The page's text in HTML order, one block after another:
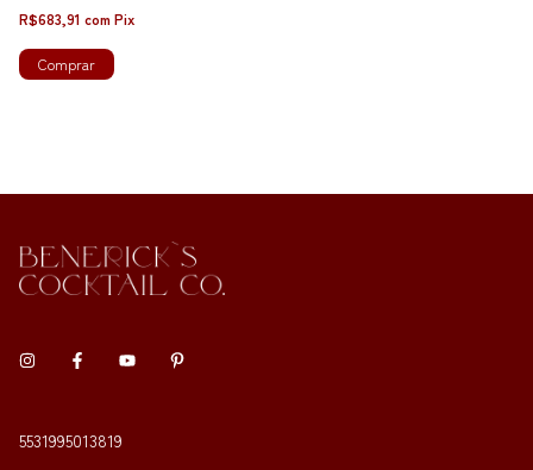
R$683,91 com Pix
5531995013819